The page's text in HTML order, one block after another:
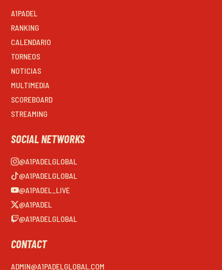
A1PADEL
RANKING
CALENDARIO
TORNEOS
NOTICIAS
MULTIMEDIA
SCOREBOARD
STREAMING
SOCIAL NETWORKS
@A1PADELGLOBAL
@A1PADELGLOBAL
@A1PADEL_LIVE
@A1PADEL
@A1PADELGLOBAL
CONTACT
ADMIN@A1PADELGLOBAL.COM